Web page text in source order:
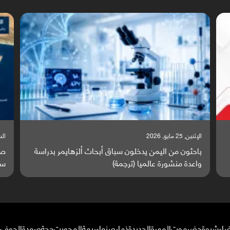
السبت, 23 مايو, 2026
صراع دولي يتصاعد قرب اليمن والبحر الأحمر يتحول إلى
ساحة مواجهة عالمية (ترجمة)